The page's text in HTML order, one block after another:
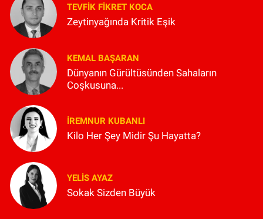
TEVFIK FIKRET KOCA
Zeytinyağında Kritik Eşik
KEMAL BAŞARAN
Dünyanın Gürültüsünden Sahaların
Coşkusuna...
İREMNUR KUBANLI
Kilo Her Şey Midir Şu Hayatta?
YELIS AYAZ
Sokak Sizden Büyük